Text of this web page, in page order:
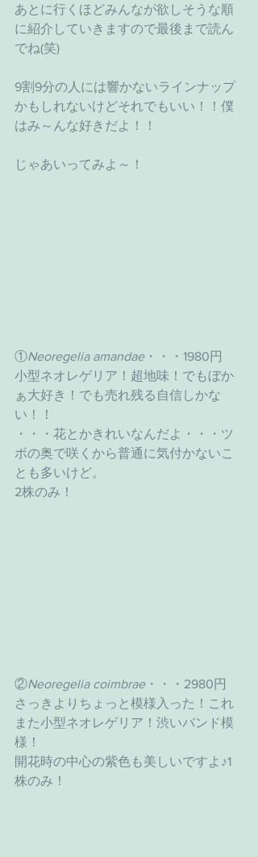
あとに行くほどみんなが欲しそうな順
に紹介していきますので最後まで読ん
でね(笑)
9割9分の人には響かないラインナップ
かもしれないけどそれでもいい！！僕
はみ～んな好きだよ！！
じゃあいってみよ～！
①Neoregelia amandae・・・1980円
小型ネオレゲリア！超地味！でもぼか
ぁ大好き！でも売れ残る自信しかな
い！！
・・・花とかきれいなんだよ・・・ツ
ボの奥で咲くから普通に気付かないこ
とも多いけど。
2株のみ！
②Neoregelia coimbrae・・・2980円
さっきよりちょっと模様入った！これ
また小型ネオレゲリア！渋いバンド模
様！
開花時の中心の紫色も美しいですよ♪1
株のみ！